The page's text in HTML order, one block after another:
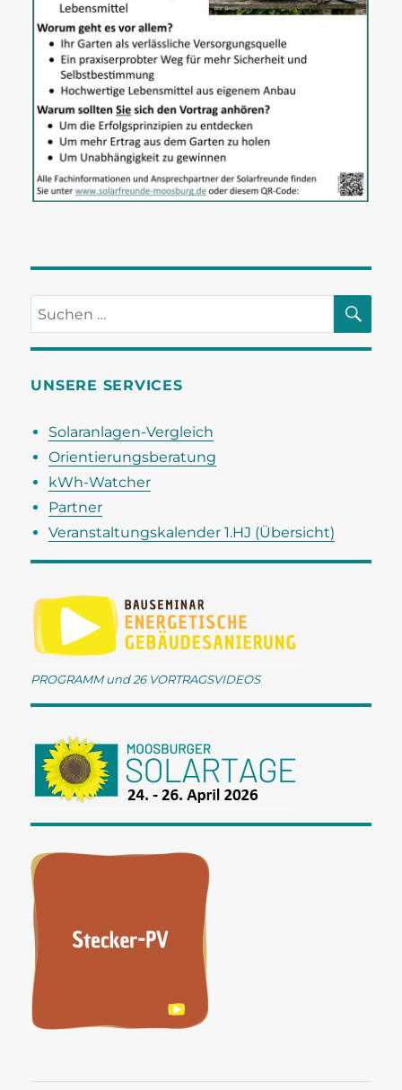
Suchen
nach:
UNSERE SERVICES
Solaranlagen-Vergleich
Orientierungsberatung
kWh-Watcher
Partner
Veranstaltungskalender 1.HJ (Übersicht)
PROGRAMM und 26 VORTRAGSVIDEOS